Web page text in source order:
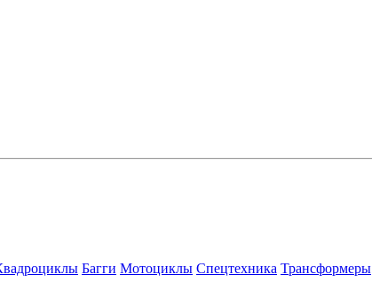
Багги Мотоциклы Спецтехника Трансформеры